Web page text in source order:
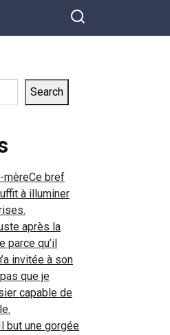
Search
mèreCe bref
à illuminer
après la
parce qu’il
invitée à son
que je
capable de
but une gorgée